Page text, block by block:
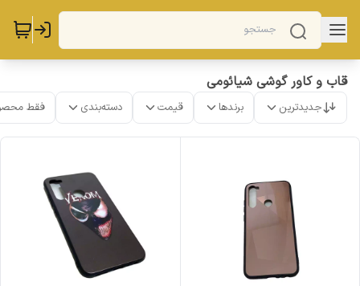
قاب و کاور گوشی شیائومی
جدیدترین برندها قیمت دسته‌بندی فقط